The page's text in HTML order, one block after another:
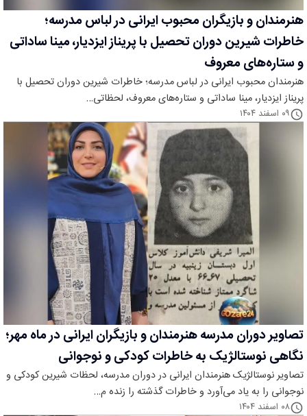
هنرمندان و بازیگران محبوب ایرانی در لباس مدرسه؛
خاطرات شیرین دوران تحصیل با پریناز ایزدیار، مینا ساداتی
و ستاره‌های معروف
هنرمندان محبوب ایرانی در لباس مدرسه؛ خاطرات شیرین دوران تحصیل با
پریناز ایزدیار، مینا ساداتی و ستاره‌های معروف، لحظاتی…
۰۹ اسفند ۱۴۰۴
تصاویر دوران مدرسه هنرمندان و بازیگران ایرانی در ماه مهر؛
نگاهی نوستالژیک به خاطرات کودکی و نوجوانی
تصاویر نوستالژیک هنرمندان ایرانی در دوران مدرسه، لحظات شیرین کودکی و
نوجوانی را به یاد می‌آورد و خاطرات گذشته را زنده م…
۰۸ اسفند ۱۴۰۴